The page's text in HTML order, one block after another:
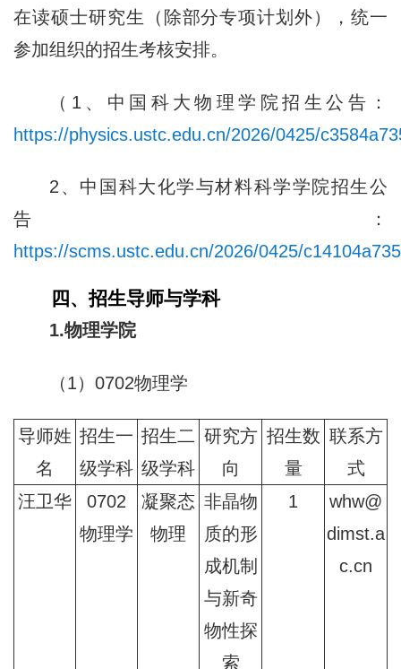
在读硕士研究生（除部分专项计划外），统一
参加组织的招生考核安排。
（1、中国科大物理学院招生公告：
https://physics.ustc.edu.cn/2026/0425/
2、中国科大化学与材料科学学院招生公
告：
https://scms.ustc.edu.cn/2026/0425/
四、招生导师与学科
1.物理学院
（1）0702物理学
导师姓
名
招生一
级学科
招生二
级学科
研究方
向
招生数
量
联系方
式
汪卫华
0702
物理学
凝聚态
物理
非晶物
质的形
成机制
与新奇
物性探
索
1
whw@
dimst.a
c.cn